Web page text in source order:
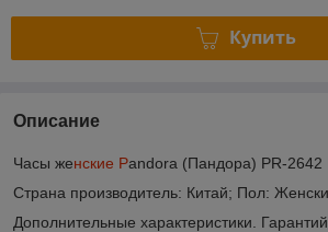
Купить
Описание
Часы женские Pandora (Пандора) PR-2642
Страна производитель: Китай; Пол:
Дополнительные характеристики.